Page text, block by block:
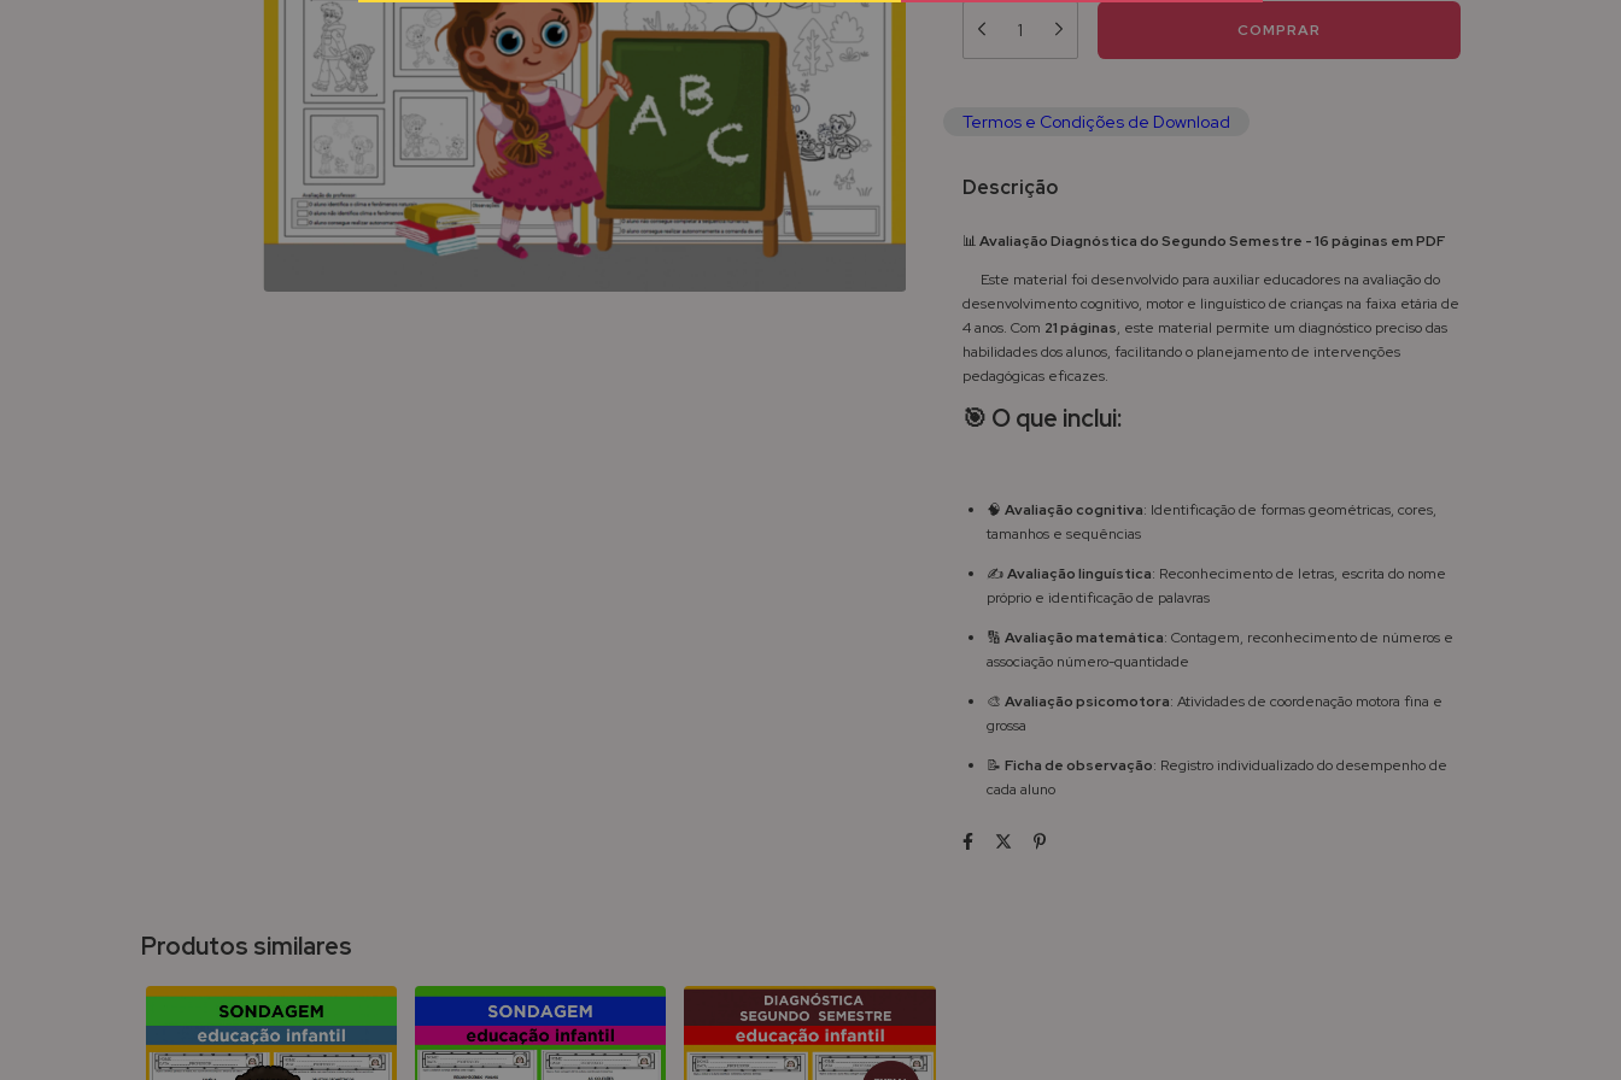
Termos e Condições de Download
Descrição
📊Avaliação Diagnóstica do Segundo Semestre - 16 páginas em PDF
Este material foi desenvolvido para auxiliar educadores na avaliação do
desenvolvimento cognitivo, motor e linguístico de crianças na faixa etária de
4 anos. Com 21 páginas, este material permite um diagnóstico preciso das
habilidades dos alunos, facilitando o planejamento de intervenções
pedagógicas eficazes.
🎯 O que inclui:
🧠 Avaliação cognitiva: Identificação de formas geométricas, cores,
tamanhos e sequências
✍️Avaliação linguística: Reconhecimento de letras, escrita do nome
próprio e identificação de palavras
🔢 Avaliação matemática: Contagem, reconhecimento de números e
associação número-quantidade
🎨 Avaliação psicomotora: Atividades de coordenação motora fina e
grossa
📝 Ficha de observação: Registro individualizado do desempenho de
cada aluno
Produtos similares